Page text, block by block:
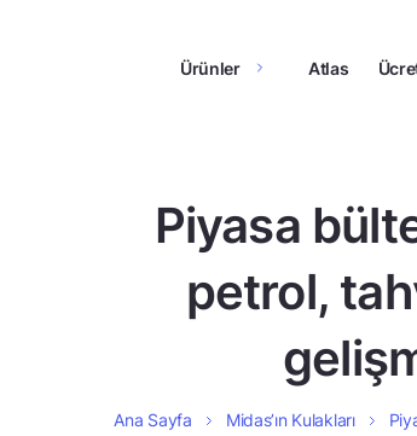
Ürünler Atlas
Piyasa
petrol,
Ana Sayfa Midas’ın Kulakları